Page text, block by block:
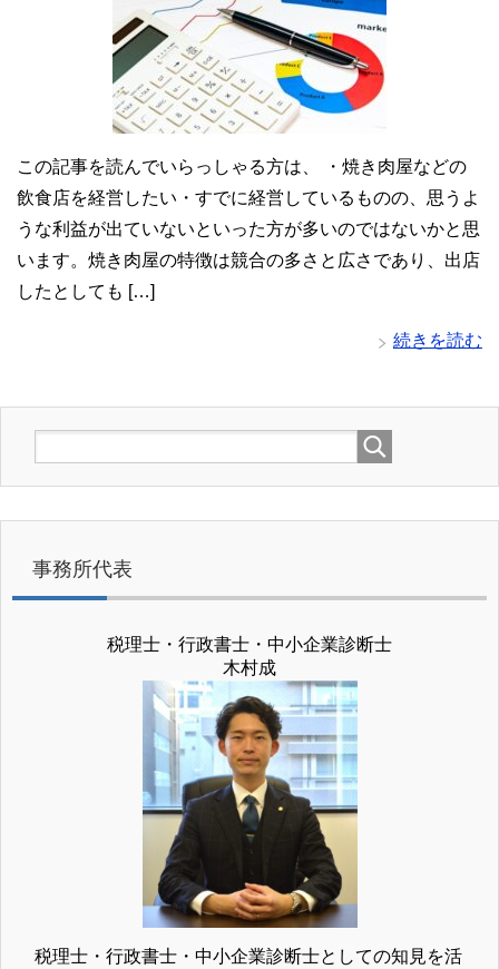
この記事を読んでいらっしゃる方は、 ・焼き肉屋などの
飲食店を経営したい・すでに経営しているものの、思うよ
うな利益が出ていないといった方が多いのではないかと思
います。焼き肉屋の特徴は競合の多さと広さであり、出店
したとしても […]
続きを読む
事務所代表
税理士・行政書士・中小企業診断士
木村成
税理士・行政書士・中小企業診断士としての知見を活